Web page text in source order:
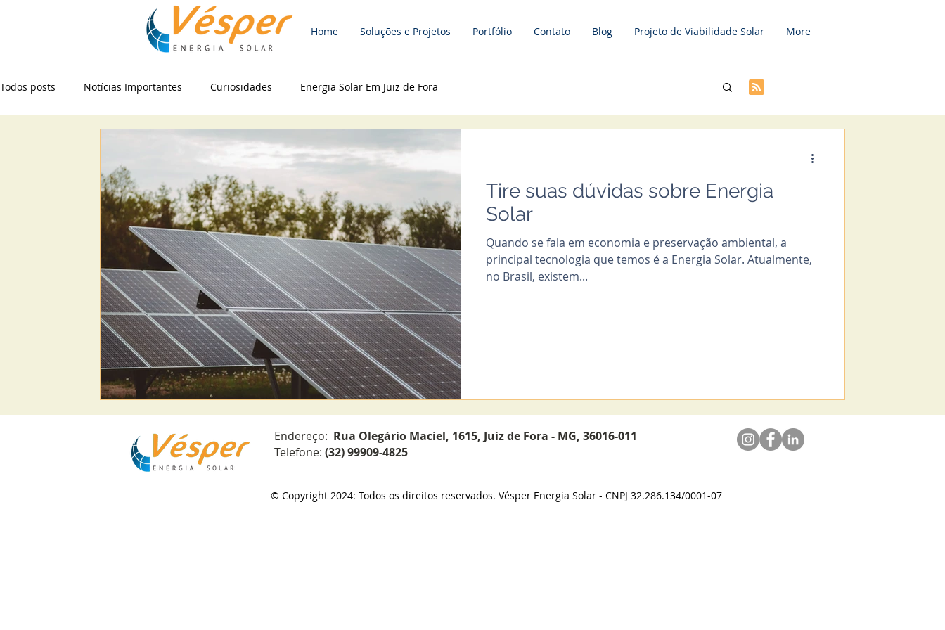
Home Soluções e Projetos Portfólio Contato Blog Projeto de Viabilidade Solar More
Todos posts Notícias Importantes Curiosidades Energia Solar Em Juiz de Fora
Tire suas dúvidas sobre Energia
Solar
Quando se fala em economia e preservação ambiental, a
principal tecnologia que temos é a Energia Solar. Atualmente,
no Brasil, existem...
Endereço: Rua Olegário Maciel, 1615, Juiz de Fora - MG, 36016-011
Telefone: (32) 99909-4825
© Copyright 2024: Todos os direitos reservados. Vésper Energia Solar - CNPJ 32.286.134/0001-07